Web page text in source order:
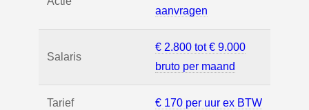
aanvragen
Salaris
€ 2.800 tot € 9.000
bruto per maand
Tarief € 170 per uur ex BTW